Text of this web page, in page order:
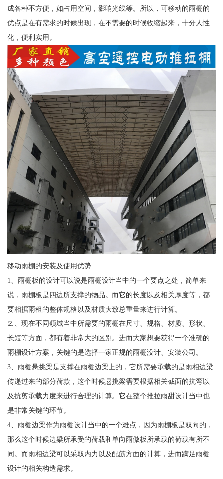
成各种不方便，如占用空间，影响光线等。所以，可移动的雨棚的
优点是在有需求的时候出现，在不需要的时候收缩起来，十分人性
化，便利实用。
移动雨棚的安装及使用优势
1、雨棚板的设计可以说是雨棚设计当中的一个要点之处，简单来
说，雨棚板是四边所支撑的物品。而它的长度以及相关厚度等，都
要相据雨租的整体规格以及材质大致总重量来进行计算。
⒉、现在不同领域当中所需要的雨棚在尺寸、规格、材质、形状、
长短等方面，都有着非常大的区别。进而大家想要获得一个准确的
雨棚设计方案，关键的是选择一家正规的雨棚没计、安装公司。
3、雨棚悬挑梁是支撑在雨棚边梁上的，它所需要承载的是雨相边梁
传递过来的部分荷款，这个时候悬挑梁需要根据相关截面的抗弯以
及抗剪承载力度来进行合理的计算。它在整个推拉雨甜设计当中也
是非常关键的环节。
4、雨棚边梁作为雨棚设计当中的一个难点，因为雨棚板是双向的，
那么这个时候边梁所承受的荷载和单向雨傲板所承载的荷载有所不
同。而雨相边梁可以采取内力以及配筋方面的计算，进而蹒足雨棚
设计的相关构造需求。